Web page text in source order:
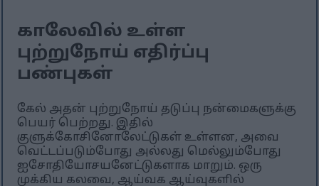
காலேவில் உள்ள
புற்றுநோய் எதிர்ப்பு
பண்புகள்
கேல் அதன் புற்றுநோய் தடுப்பு நன்மைகளுக்கு
பெயர் பெற்றது. இதில்
குளுக்கோசினோலேட்டுகள் உள்ளன, அவை
வெட்டப்படும்போது அல்லது மெல்லும்போது
ஐசோதியோசயனேட்டுகளாக மாறும். ஒரு
முக்கிய கலவை, ஆய்வக ஆய்வுகளில்